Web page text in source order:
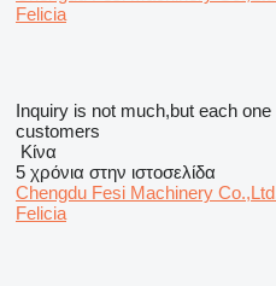
Felicia
Inquiry is not much,but each
customers
Κίνα
5 χρόνια στην ιστοσελίδα
Chengdu Fesi Machinery
Felicia